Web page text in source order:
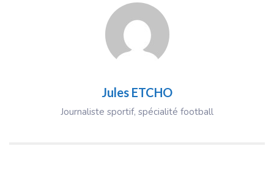
Jules ETCHO
Journaliste sportif, spécialité football